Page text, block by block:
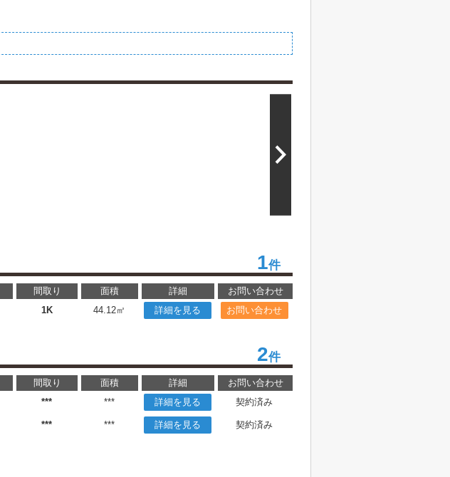
1件
間取り 面積 詳細
お問い合わせ
1K 44.12㎡ 詳細を見る お問い合わせ
2件
間取り 面積 詳細
お問い合わせ
*** *** 詳細を見る 契約済み
*** *** 詳細を見る
契約済み